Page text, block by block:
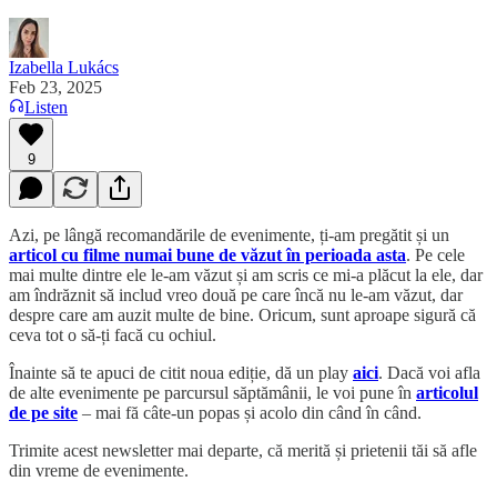
Izabella Lukács
Feb 23, 2025
Listen
9
Azi, pe lângă recomandările de evenimente, ți-am pregătit și un
articol cu filme numai bune de văzut în perioada asta. Pe cele
mai multe dintre ele le-am văzut și am scris ce mi-a plăcut la ele, dar
am îndrăznit să includ vreo două pe care încă nu le-am văzut, dar
despre care am auzit multe de bine. Oricum, sunt aproape sigură că
ceva tot o să-ți facă cu ochiul.
Înainte să te apuci de citit noua ediție, dă un play aici. Dacă voi afla
de alte evenimente pe parcursul săptămânii, le voi pune în articolul
de pe site – mai fă câte-un popas și acolo din când în când.
Trimite acest newsletter mai departe, că merită și prietenii tăi să afle
din vreme de evenimente.